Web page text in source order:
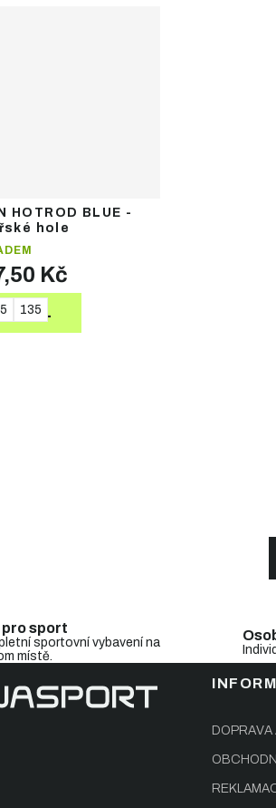
HOTROD BLUE -
hole
Kč
135
pro sport
sportovní vybavení na
místě.